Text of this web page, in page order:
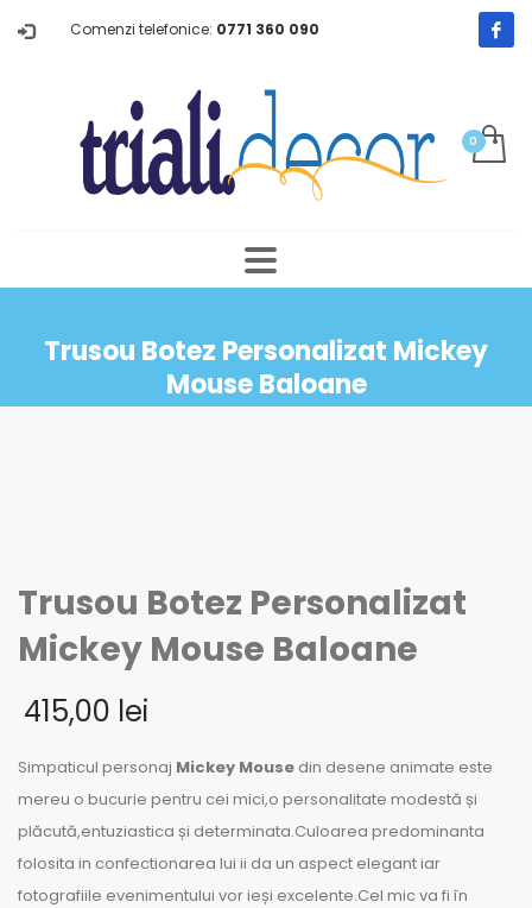
Comenzi telefonice: 0771 360 090
Trusou Botez Personalizat Mickey
Mouse Baloane
Trusou Botez Personalizat
Mickey Mouse Baloane
415,00 lei
Simpaticul personaj Mickey Mouse din desene animate este
mereu o bucurie pentru cei mici,o personalitate modestă și
plăcută,entuziastica și determinata.Culoarea predominanta
folosita in confectionarea lui ii da un aspect elegant iar
fotografiile evenimentului vor ieși excelente.Cel mic va fi în